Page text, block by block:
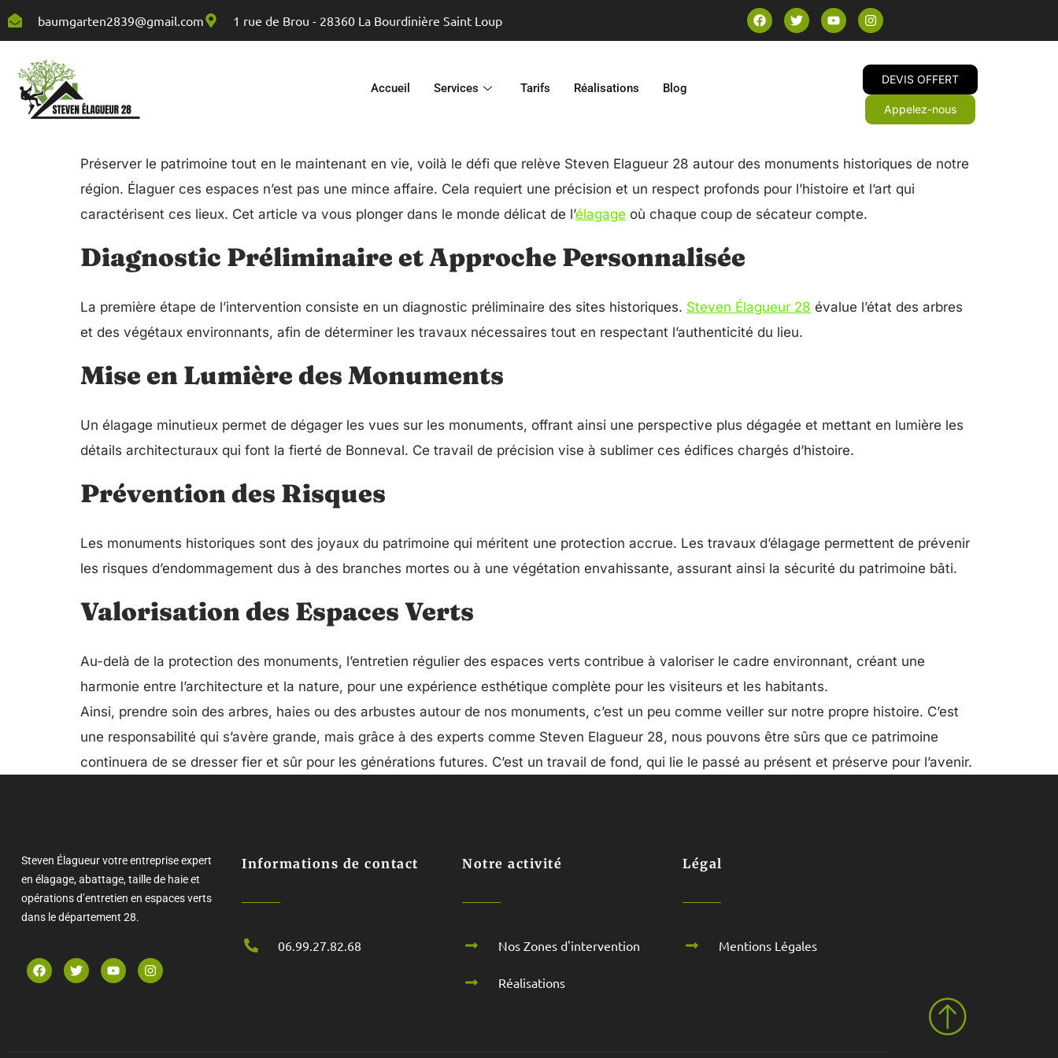
baumgarten2839@gmail.com 1 rue de Brou - 28360 La Bourdinière Saint Loup
Accueil Services Tarifs Réalisations Blog
DEVIS OFFERT
Appelez-nous
Préserver le patrimoine tout en le maintenant en vie, voilà le défi que relève Steven Elagueur 28 autour des monuments historiques de notre
région. Élaguer ces espaces n’est pas une mince affaire. Cela requiert une précision et un respect profonds pour l’histoire et l’art qui
caractérisent ces lieux. Cet article va vous plonger dans le monde délicat de l’élagage où chaque coup de sécateur compte.
Diagnostic Préliminaire et Approche Personnalisée
La première étape de l’intervention consiste en un diagnostic préliminaire des sites historiques. Steven Élagueur 28 évalue l’état des arbres
et des végétaux environnants, afin de déterminer les travaux nécessaires tout en respectant l’authenticité du lieu.
Mise en Lumière des Monuments
Un élagage minutieux permet de dégager les vues sur les monuments, offrant ainsi une perspective plus dégagée et mettant en lumière les
détails architecturaux qui font la fierté de Bonneval. Ce travail de précision vise à sublimer ces édifices chargés d’histoire.
Prévention des Risques
Les monuments historiques sont des joyaux du patrimoine qui méritent une protection accrue. Les travaux d’élagage permettent de prévenir
les risques d’endommagement dus à des branches mortes ou à une végétation envahissante, assurant ainsi la sécurité du patrimoine bâti.
Valorisation des Espaces Verts
Au-delà de la protection des monuments, l’entretien régulier des espaces verts contribue à valoriser le cadre environnant, créant une
harmonie entre l’architecture et la nature, pour une expérience esthétique complète pour les visiteurs et les habitants.
Ainsi, prendre soin des arbres, haies ou des arbustes autour de nos monuments, c’est un peu comme veiller sur notre propre histoire. C’est
une responsabilité qui s’avère grande, mais grâce à des experts comme Steven Elagueur 28, nous pouvons être sûrs que ce patrimoine
continuera de se dresser fier et sûr pour les générations futures. C’est un travail de fond, qui lie le passé au présent et préserve pour l’avenir.
Steven Élagueur votre entreprise expert
en élagage, abattage, taille de haie et
opérations d’entretien en espaces verts
dans le département 28.
Informations de contact
06.99.27.82.68
Notre activité
Nos Zones d'intervention
Réalisations
Légal
Mentions Légales